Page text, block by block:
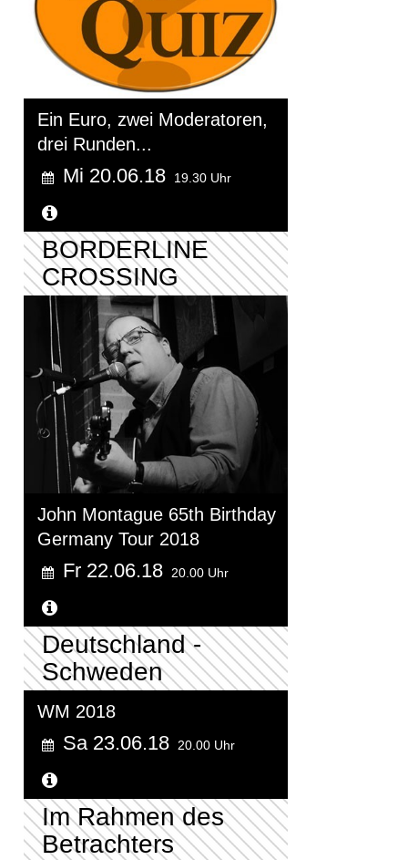
Ein Euro, zwei Moderatoren,
drei Runden...
Mi 20.06.18 19.30 Uhr
BORDERLINE
CROSSING
John Montague 65th Birthday
Germany Tour 2018
Fr 22.06.18 20.00 Uhr
Deutschland -
Schweden
WM 2018
Sa 23.06.18 20.00 Uhr
Im Rahmen des
Betrachters